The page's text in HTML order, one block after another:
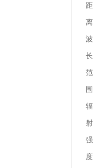
距
离
波
长
范
围
辐
射
强
度